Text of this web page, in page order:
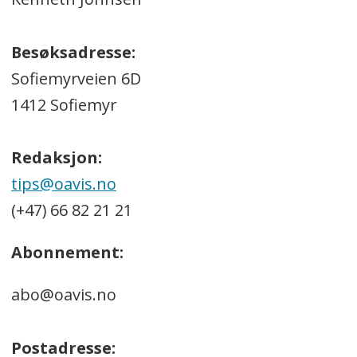
Besøksadresse:
Sofiemyrveien 6D
1412 Sofiemyr
Redaksjon:
tips@oavis.no
(+47) 66 82 21 21
Abonnement:
abo@oavis.no
Postadresse: